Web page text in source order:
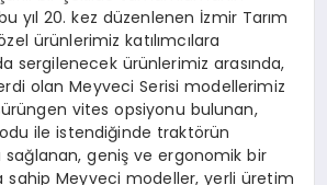
yıl 20. kez düzenlenen İzmir Tarım
ürünlerimiz katılımcılara
sergilenecek ürünlerimiz arasında,
olan Meyveci Serisi modellerimiz
vites opsiyonu bulunan,
ile istendiğinde traktörün
sağlanan, geniş ve ergonomik bir
sahip Meyveci modeller, yerli üretim